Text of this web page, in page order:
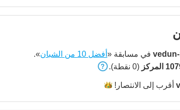
في مسابقة « أفضل 10 من الشبان
».
المركز (0 نقطة).
أقرب إلى الانتصار!